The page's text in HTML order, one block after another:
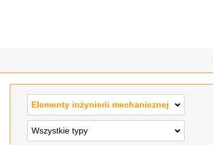
Elementy inżynierii mechanicznej
Wszystkie typy